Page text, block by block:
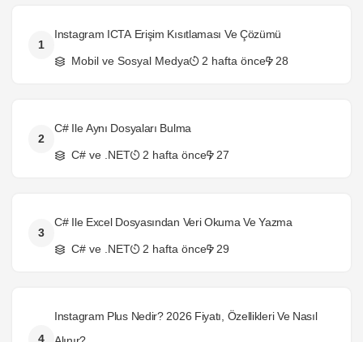
1
Instagram ICTA Erişim Kısıtlaması Ve Çözümü
Mobil ve Sosyal Medya 2 hafta önce 28
2
C# Ile Aynı Dosyaları Bulma
C# ve .NET 2 hafta önce 27
3
C# Ile Excel Dosyasından Veri Okuma Ve Yazma
C# ve .NET 2 hafta önce 29
4
Instagram Plus Nedir? 2026 Fiyatı, Özellikleri Ve Nasıl